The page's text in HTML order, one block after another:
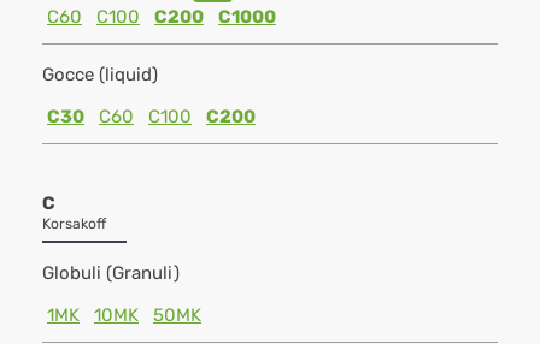
C60
C100 C200 C1000
Gocce (liquid)
C30
C60 C100 C200
C
Korsakoff
Globuli (Granuli)
1MK
10MK 50MK